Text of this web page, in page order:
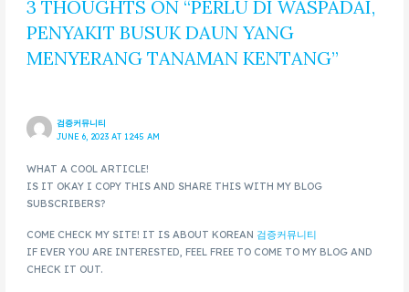
3 THOUGHTS ON “PERLU DI WASPADAI,
PENYAKIT BUSUK DAUN YANG
MENYERANG TANAMAN KENTANG”
검증커뮤니티
JUNE 6, 2023 AT 12:45 AM
WHAT A COOL ARTICLE!
IS IT OKAY I COPY THIS AND SHARE THIS WITH MY BLOG
SUBSCRIBERS?
COME CHECK MY SITE! IT IS ABOUT KOREAN 검증커뮤니티
IF EVER YOU ARE INTERESTED, FEEL FREE TO COME TO MY BLOG AND
CHECK IT OUT.